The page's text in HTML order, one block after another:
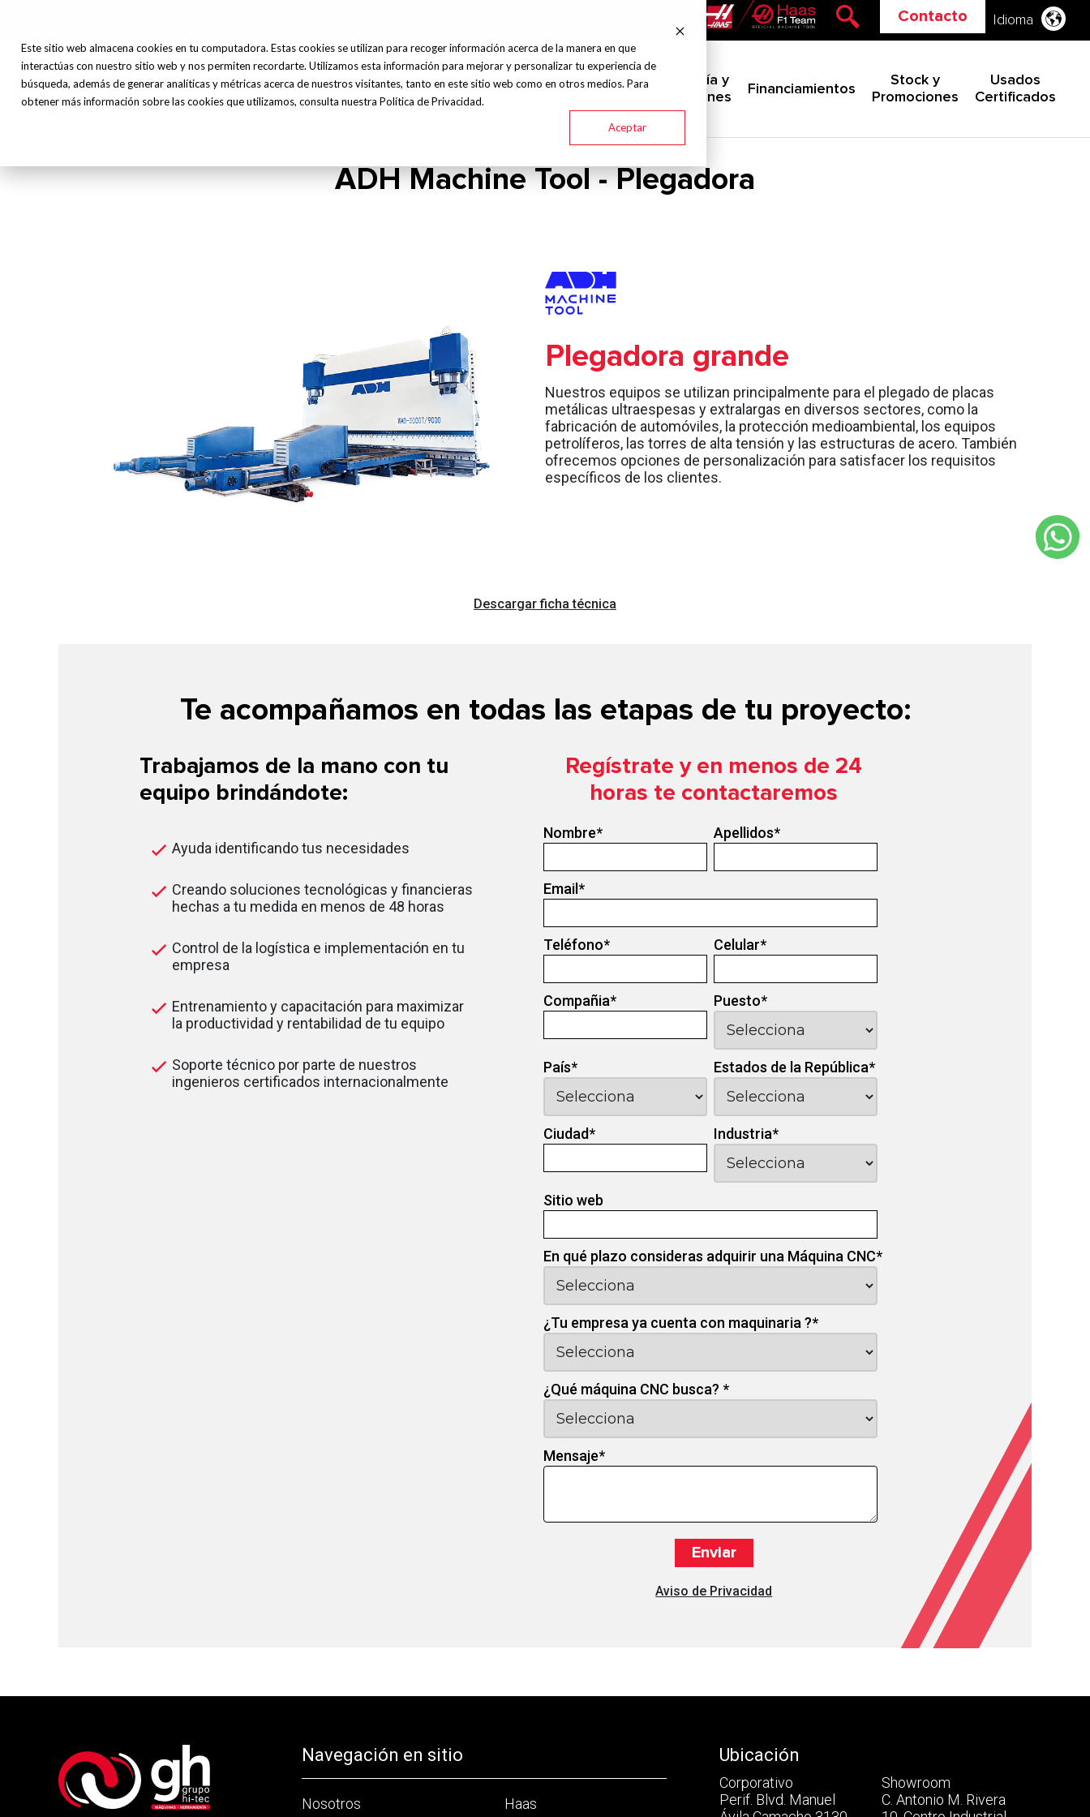
Este sitio web almacena cookies en tu computadora. Estas cookies se utilizan para recoger información acerca de la manera en que
interactúas con nuestro sitio web y nos permiten recordarte. Utilizamos esta información para mejorar y personalizar tu experiencia de
búsqueda, además de generar analíticas y métricas acerca de nuestros visitantes, tanto en este sitio web como en otros medios. Para
obtener más información sobre las cookies que utilizamos, consulta nuestra Política de Privacidad.
Aceptar
Contacto Idioma
Inicio Nosotros
Máquinas y
Herramientas
Marcas Industrias
Servicio
Ingeniería y
aplicaciones
Financiamientos
Stock y
Promociones
Usados
Certificados
ADH Machine Tool - Plegadora
Plegadora grande
Nuestros equipos se utilizan principalmente para el plegado de placas
metálicas ultraespesas y extralargas en diversos sectores, como la
fabricación de automóviles, la protección medioambiental, los equipos
petrolíferos, las torres de alta tensión y las estructuras de acero. También
ofrecemos opciones de personalización para satisfacer los requisitos
específicos de los clientes.
Descargar ficha técnica
Te acompañamos en todas las etapas de tu proyecto:
Trabajamos de la mano con tu
equipo brindándote:
Ayuda identificando tus necesidades
Creando soluciones tecnológicas y financieras
hechas a tu medida en menos de 48 horas
Control de la logística e implementación en tu
empresa
Entrenamiento y capacitación para maximizar
la productividad y rentabilidad de tu equipo
Soporte técnico por parte de nuestros
ingenieros certificados internacionalmente
Regístrate y en menos de 24
horas te contactaremos
Nombre* Apellidos*
Email*
Teléfono* Celular*
Compañia* Puesto*
País* Estados de la República*
Ciudad* Industria*
Sitio web
En qué plazo consideras adquirir una Máquina CNC*
¿Tu empresa ya cuenta con maquinaria ?*
¿Qué máquina CNC busca?*
Mensaje*
Aviso de Privacidad
Navegación en sitio
Nosotros Haas
Ubicación
Corporativo
Perif. Blvd. Manuel
Showroom
C. Antonio M. Rivera